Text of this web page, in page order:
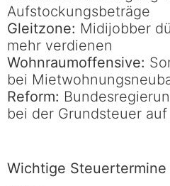
Aufstockungsbeträge
Gleitzone: Midijobber
mehr verdienen
Wohnraumoffensive:
bei
Reform:
bei der Grundsteuer
Wichtige